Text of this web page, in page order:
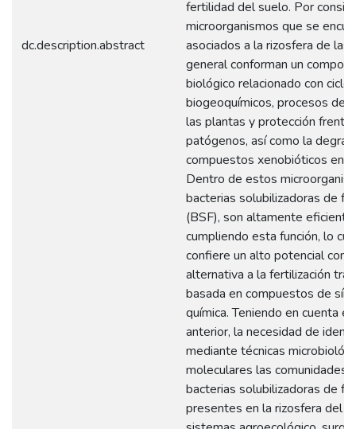
dc.description.abstract
fertilidad del suelo. Por
microorganismos que se
asociados a la rizosfera de las
general conforman un
biológico relacionado con ciclos
biogeoquímicos, procesos de
las plantas y protección frente
patógenos, así como la
compuestos xenobióticos
Dentro de estos
bacterias solubilizadoras de
(BSF), son altamente
cumpliendo esta función, lo
confiere un alto potencial
alternativa a la fertilización
basada en compuestos de
química. Teniendo en cuenta
anterior, la necesidad de
mediante técnicas
moleculares las comunidades
bacterias solubilizadoras de
presentes en la rizosfera del